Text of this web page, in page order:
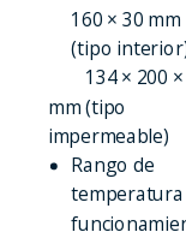
160 × 30 mm
(tipo
134 × 200
mm (tipo
impermeable)
Rango de
temperatura